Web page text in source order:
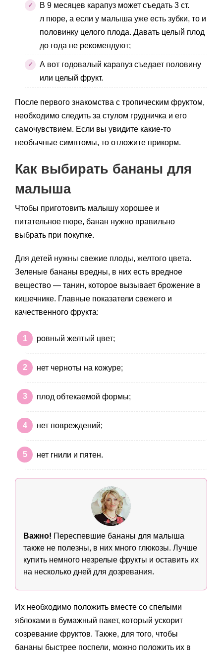
В 9 месяцев карапуз может съедать 3 ст.
л пюре, а если у малыша уже есть зубки, то и
половинку целого плода. Давать целый плод
до года не рекомендуют;
А вот годовалый карапуз съедает половину
или целый фрукт.
После первого знакомства с тропическим фруктом,
необходимо следить за стулом грудничка и его
самочувствием. Если вы увидите какие-то
необычные симптомы, то отложите прикорм.
Как выбирать бананы для
малыша
Чтобы приготовить малышу хорошее и
питательное пюре, банан нужно правильно
выбрать при покупке.
Для детей нужны свежие плоды, желтого цвета.
Зеленые бананы вредны, в них есть вредное
вещество — танин, которое вызывает брожение в
кишечнике. Главные показатели свежего и
качественного фрукта:
ровный желтый цвет;
нет черноты на кожуре;
плод обтекаемой формы;
нет повреждений;
нет гнили и пятен.
Важно! Переспевшие бананы для малыша
также не полезны, в них много глюкозы. Лучше
купить немного незрелые фрукты и оставить их
на несколько дней для дозревания.
Их необходимо положить вместе со спелыми
яблоками в бумажный пакет, который ускорит
созревание фруктов. Также, для того, чтобы
бананы быстрее поспели, можно положить их в